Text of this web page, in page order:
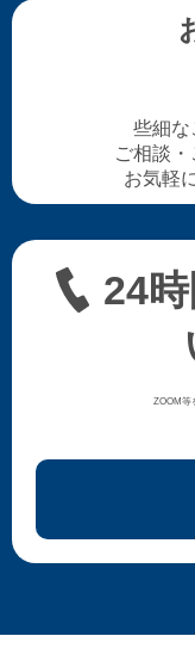
些細な
ご相談・
お気軽
24
ZOOM等